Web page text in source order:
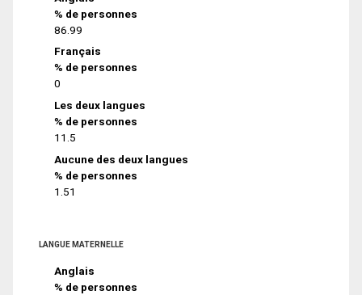
% de personnes
86.99
Français
% de personnes
0
Les deux langues
% de personnes
11.5
Aucune des deux langues
% de personnes
1.51
LANGUE MATERNELLE
Anglais
% de personnes